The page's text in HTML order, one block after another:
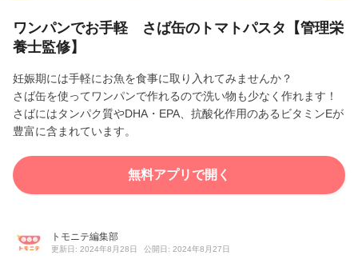
i
e
o
ワンパンでお手軽 さば缶のトマトパスタ【管理栄
養士監修】
妊娠期には手軽にお魚を食事に取り入れてみませんか？
さば缶を使ってワンパンで作れるので洗い物も少なく作れます！
さばにはタンパク質やDHA・EPA、抗酸化作用のあるビタミンEが
豊富に含まれています。
無料アプリで開く
トモニテ編集部
更新日: 2024年8月28日 公開日: 2024年8月27日